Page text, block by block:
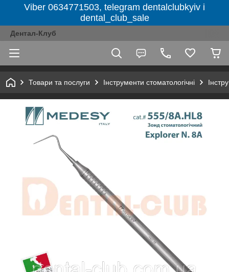
Viber 0634771503, telegram dentalclubkyiv і
dental_club_sale
Дентал-Клуб
Товари та послуги Інструменти стоматологічні